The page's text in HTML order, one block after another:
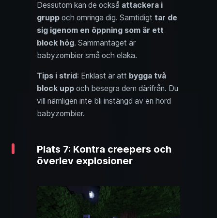
Dessutom kan de också attackera i
grupp och omringa dig. Samtidigt tar de
sig igenom en öppning som är ett
block hög. Sammantaget är
babyzombier små och elaka.
Tips i strid: Enklast är att bygga två
block upp och besegra dem därifrån. Du
vill nämligen inte bli instängd av en hord
babyzombier.
Plats 7: Kontra creepers och
överlev explosioner